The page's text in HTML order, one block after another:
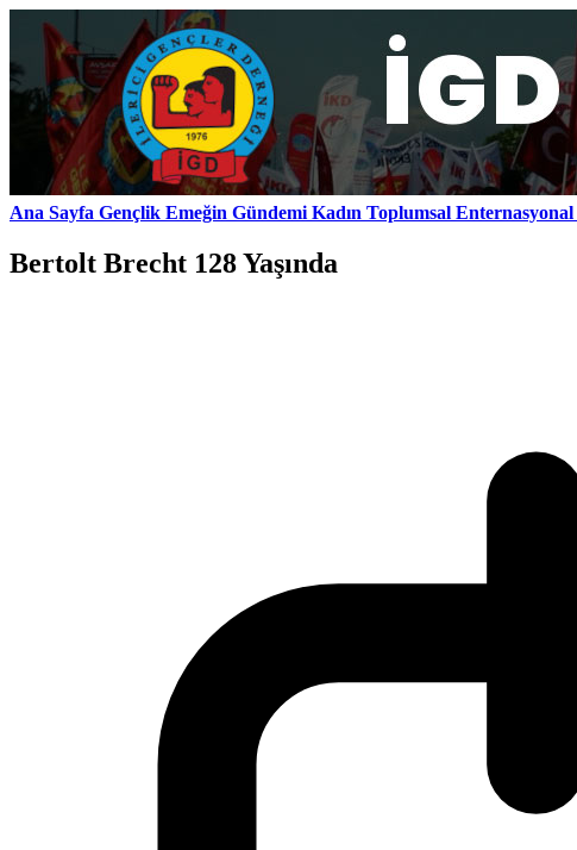
Ana Sayfa Gençlik Emeğin Gündemi Kadın Toplumsal Enternasyonal
Bertolt Brecht 128 Yaşında